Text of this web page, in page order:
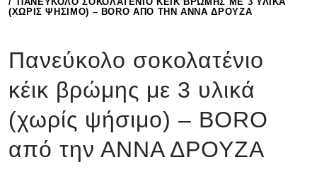
(ΧΩΡΊΣ ΨΉΣΙΜΟ) – BORO ΑΠΌ ΤΗΝ ΑΝΝΑ ΔΡΟΥΖΑ
Πανεύκολο σοκολατένιο
κέικ βρώμης με 3 υλικά
(χωρίς ψήσιμο) – BORO
από την ΑΝΝΑ ΔΡΟΥΖΑ